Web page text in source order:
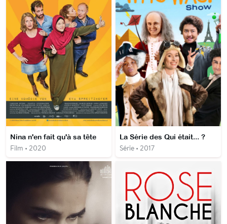
Nina n'en fait qu'à sa tête
Film • 2020
La Série des Qui était... ?
Série • 2017